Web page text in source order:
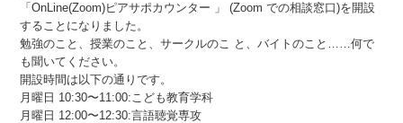
「OnLine(Zoom)ピアサポカウンター 」 (Zoom での相談窓口)を開設
することになりました。
勉強のこと、授業のこと、サークルのこ と、バイトのこと……何で
も聞いてください。
開設時間は以下の通りです。
月曜日 10:30〜11:00:こども教育学科
月曜日 12:00〜12:30:言語聴覚専攻